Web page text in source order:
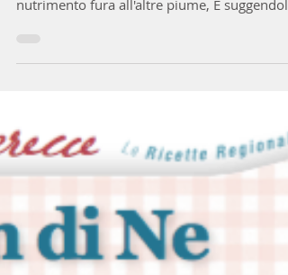
Svelga dunque il Cultor destro, e vegliante
per...